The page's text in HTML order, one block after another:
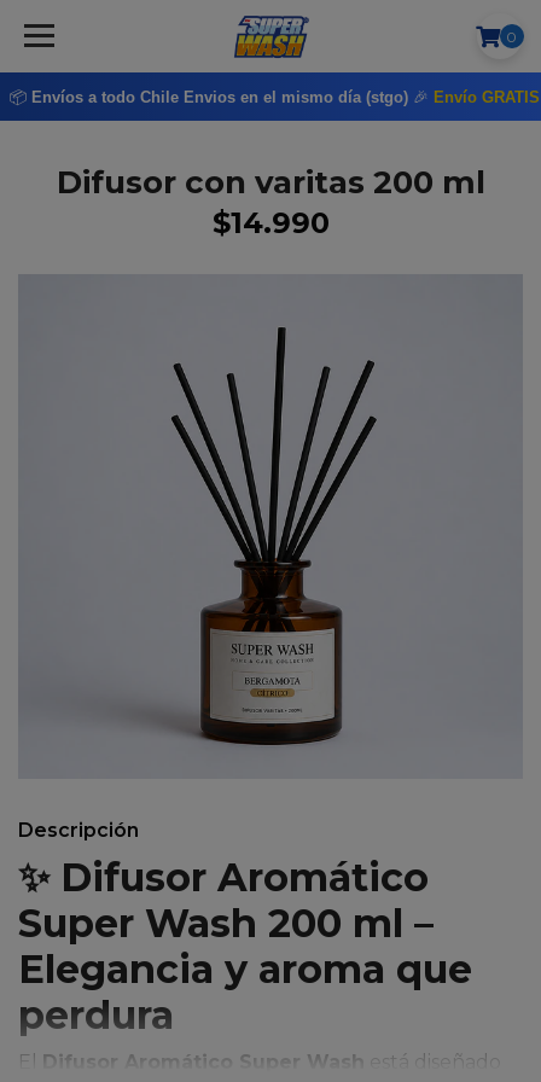
📦 Envíos a todo Chile Envios en el mismo día (stgo) 🎉 Envío
0
Difusor con varitas 200 ml
$14.990
Descripción
✨ Difusor Aromático
Super Wash 200 ml –
Elegancia y aroma que
perdura
El Difusor Aromático Super Wash
está diseñado